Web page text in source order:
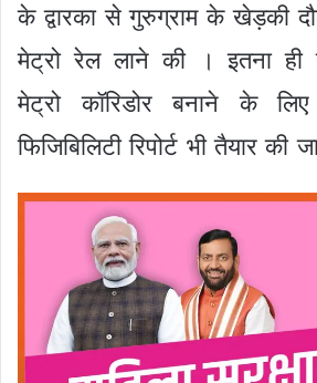
के द्वारका से गुरुग्राम के खेड़की
मेट्रो रेल लाने की । इतना
मेट्रो कॉरिडोर बनाने के
फिजिबिलिटी रिपोर्ट भी तैयार की